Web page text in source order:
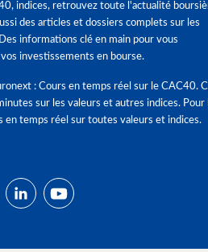
40, indices, retrouvez toute l'actualité
des articles et dossiers complets sur les
informations clé en main pour vous
investissements en bourse.
: Cours en temps réel sur le CAC40.
sur les valeurs et autres indices. Pour
en temps réel sur toutes valeurs et indices.
en garantissant la